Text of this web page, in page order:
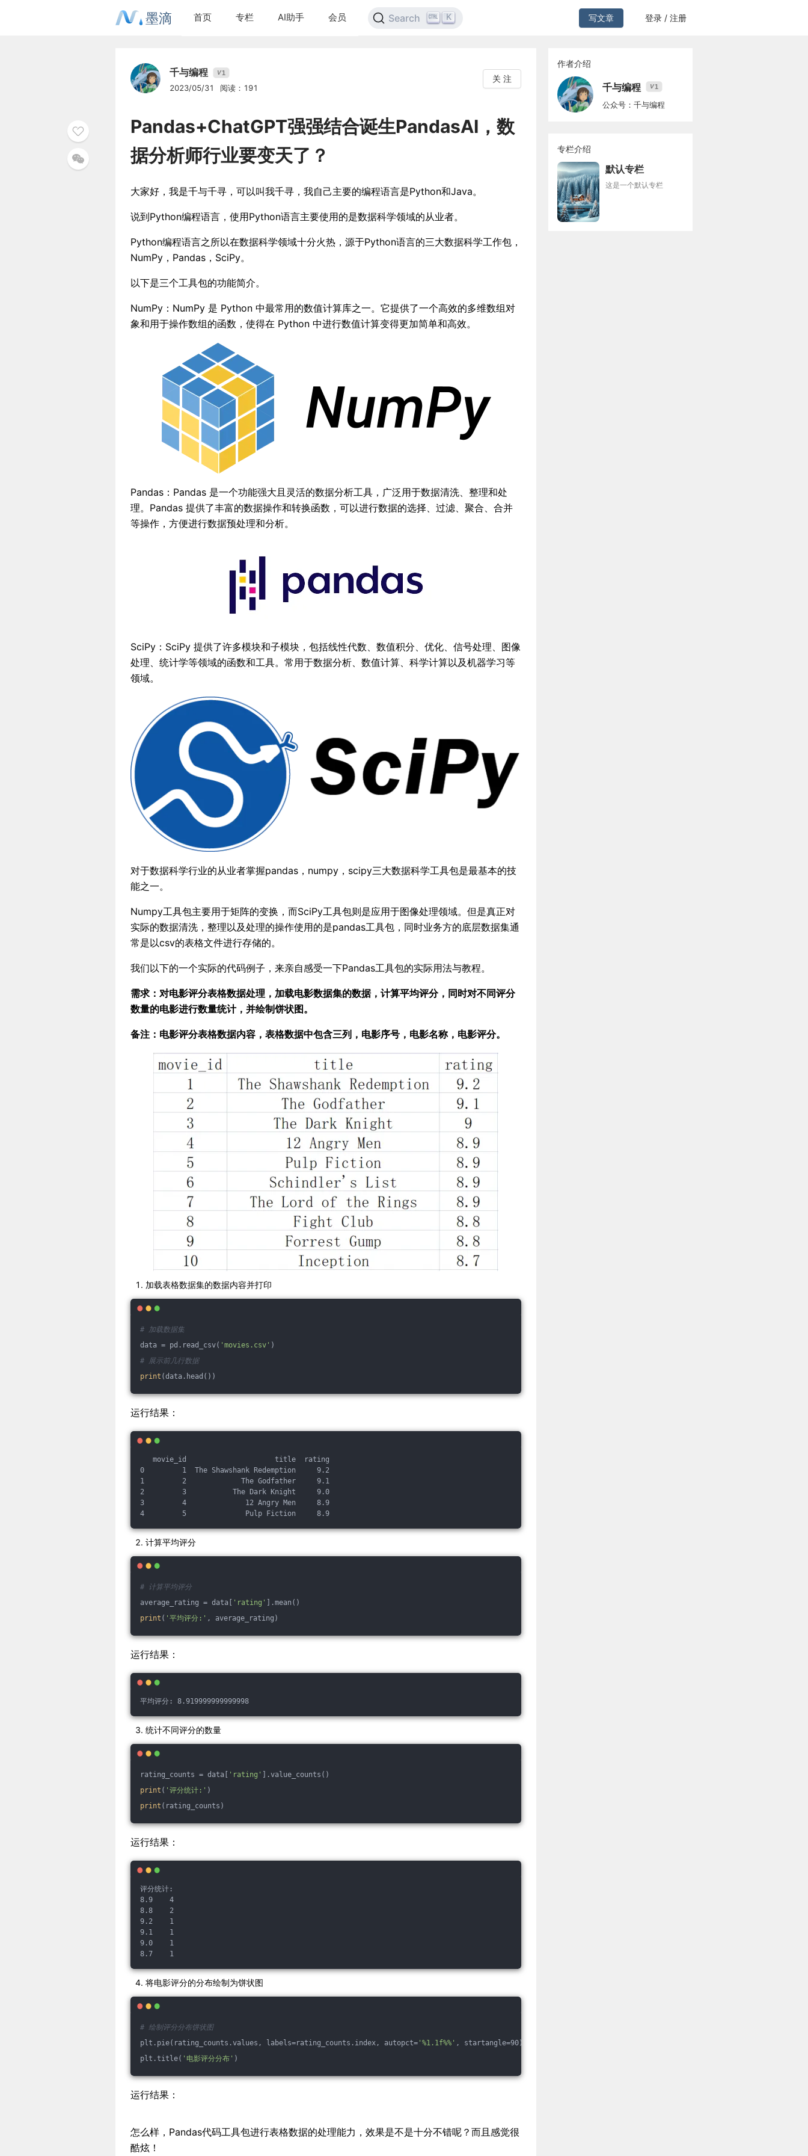
墨滴 首页 专栏 AI助手 会员 Search K 写文章 登录 / 注册
千与编程 V1
2023/05/31 阅读：191
关 注
Pandas+ChatGPT强强结合诞生PandasAI，数
据分析师行业要变天了？
大家好，我是千与千寻，可以叫我千寻，我自己主要的编程语言是Python和Java。
说到Python编程语言，使用Python语言主要使用的是数据科学领域的从业者。
Python编程语言之所以在数据科学领域十分火热，源于Python语言的三大数据科学工作包，
NumPy，Pandas，SciPy。
以下是三个工具包的功能简介。
NumPy：NumPy 是 Python 中最常用的数值计算库之一。它提供了一个高效的多维数组对
象和用于操作数组的函数，使得在 Python 中进行数值计算变得更加简单和高效。
Pandas：Pandas 是一个功能强大且灵活的数据分析工具，广泛用于数据清洗、整理和处
理。Pandas 提供了丰富的数据操作和转换函数，可以进行数据的选择、过滤、聚合、合并
等操作，方便进行数据预处理和分析。
SciPy：SciPy 提供了许多模块和子模块，包括线性代数、数值积分、优化、信号处理、图像
处理、统计学等领域的函数和工具。常用于数据分析、数值计算、科学计算以及机器学习等
领域。
对于数据科学行业的从业者掌握pandas，numpy，scipy三大数据科学工具包是最基本的技
能之一。
Numpy工具包主要用于矩阵的变换，而SciPy工具包则是应用于图像处理领域。但是真正对
实际的数据清洗，整理以及处理的操作使用的是pandas工具包，同时业务方的底层数据集通
常是以csv的表格文件进行存储的。
我们以下的一个实际的代码例子，来亲自感受一下Pandas工具包的实际用法与教程。
需求：对电影评分表格数据处理，加载电影数据集的数据，计算平均评分，同时对不同评分
数量的电影进行数量统计，并绘制饼状图。
备注：电影评分表格数据内容，表格数据中包含三列，电影序号，电影名称，电影评分。
加载表格数据集的数据内容并打印
# 加载数据集
data = pd.read_csv( 'movies.csv' )
# 展示前几行数据
print (data.head())
运行结果：
movie_id                     title  rating
0         1  The Shawshank Redemption     9.2
1         2             The Godfather     9.1
2         3           The Dark Knight     9.0
3         4              12 Angry Men     8.9
4         5              Pulp Fiction     8.9
计算平均评分
# 计算平均评分
average_rating = data[
'rating'
].mean()
print ( '平均评分:' , average_rating)
运行结果：
平均评分: 8.919999999999998
统计不同评分的数量
rating_counts = data[ 'rating'
].value_counts()
print ( '评分统计:' )
print (rating_counts)
运行结果：
评分统计:
8.9    4
8.8    2
9.2    1
9.1    1
9.0    1
8.7    1
将电影评分的分布绘制为饼状图
# 绘制评分分布饼状图
plt.pie(rating_counts.values, labels=rating_counts.index, autopct= '%1.1f%%' , startangle=90)
plt.title( '电影评分分布' )
运行结果：
怎么样，Pandas代码工具包进行表格数据的处理能力，效果是不是十分不错呢？而且感觉很
酷炫！
作者介绍
千与编程 V1
公众号：千与编程
专栏介绍
默认专栏
这是一个默认专栏